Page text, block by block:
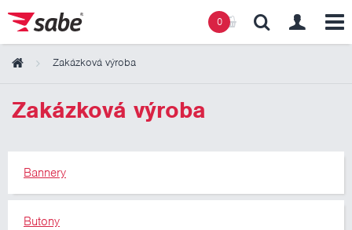
0
Zakázková výroba
Zakázková výroba
Bannery
Butony
Obsah košíku